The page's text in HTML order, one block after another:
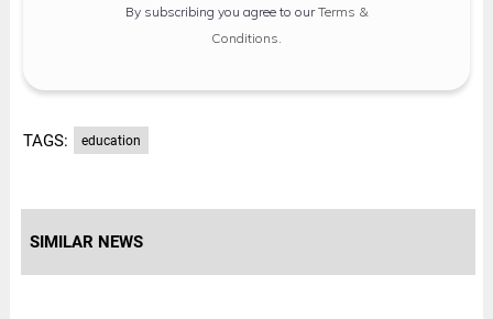
By subscribing you agree to ourTerms &
Conditions
TAGS: education
SIMILAR NEWS